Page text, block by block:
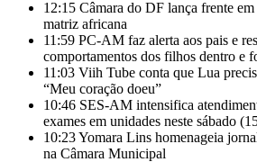
12:15 Câmara do DF lança frente
matriz africana
11:59 PC-AM faz alerta aos pais e
comportamentos dos filhos dentro e
11:03 Viih Tube conta que Lua
“Meu coração doeu”
10:46 SES-AM intensifica
exames em unidades neste sábado
10:23Yomara Lins homenageia
na Câmara Municipal